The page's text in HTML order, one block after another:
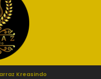
Kreasindo